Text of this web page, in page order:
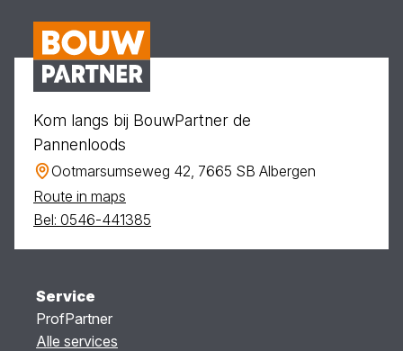
Kom langs bij BouwPartner de
Pannenloods
Ootmarsumseweg 42, 7665 SB Albergen
Route in maps
Bel: 0546-441385
Service
ProfPartner
Alle services